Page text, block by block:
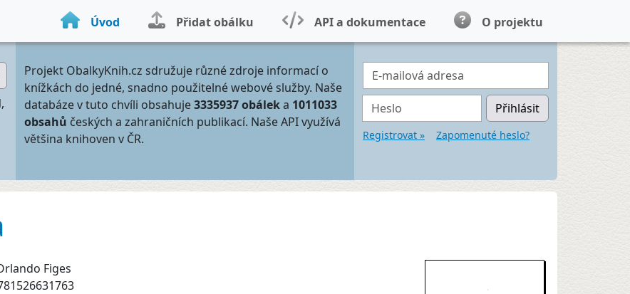
Úvod Přidat obálku API a dokumentace O projektu
Projekt ObalkyKnih.cz sdružuje různé zdroje informací o
knížkách do jedné, snadno použitelné webové služby. Naše
databáze v tuto chvíli obsahuje3335937 obáleka 1011033
obsahů českých a zahraničních publikací. Naše API využívá
většina knihoven v ČR.
E-mailová adresa
Heslo Přihlásit
Registrovat » Zapomenuté heslo?
Figes